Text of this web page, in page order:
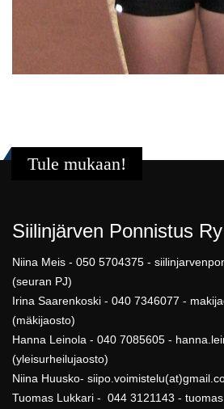
Tule mukaan!
Siilinjärven Ponnistus Ry
Niina Meis - 050 5704375 -
(seuran PJ)
Irina Saarenkoski - 040 7346077 -
(mäkijaosto)
Hanna Leinola - 040 7085605 -
(yleisurheilujaosto)
Niina Huusko-
Tuomas Lukkari - 044 3121143 -